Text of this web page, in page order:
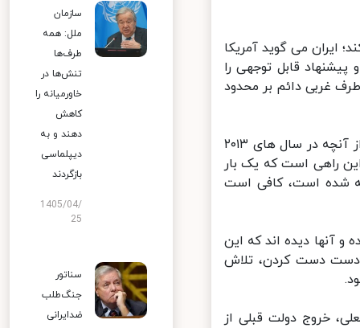
ایران می گوید آمریکا
قابل توجهی را
غربی دائم بر محدود
آنچه امروز در وین پیش روی ایران و ۱+۴ است به واقع سخت‌تر و بغرنج‌تر از آنچه در سال های ۲۰۱۳
راهی است که یک بار
شده است، کافی است
آنها دیده اند که این
دست دست کردن، تلاش
خروج دولت قبلی از
سازمان
ملل: همه
طرف‌ها
تنش‌ها در
خاورمیانه را
کاهش
دهند و به
دیپلماسی
بازگردند
1405/04/
25
سناتور
جنگ‌طلب
ضدایرانی